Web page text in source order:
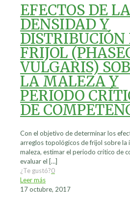
EFECTOS DE LA
DENSIDAD Y
DISTRIBUCIÓN
FRIJOL
VULGARIS)
LA MALEZA Y
PERIODO
DE
Con el objetivo de determinar los
arreglos topológicos de frijol sobre la
maleza, estimar el periodo crítico de
evaluar el […]
¿Te gustó?0
Leer más
17 octubre, 2017